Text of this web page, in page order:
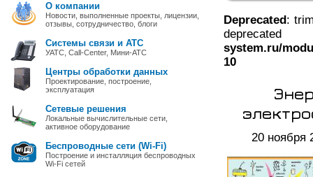
О компании
Новости, выполненные проекты, лицензии,
отзывы, сотрудничество, блоги
Системы связи и АТС
УАТС, Call-Center, Мини-АТС
Центры обработки данных
Проектирование, построение,
эксплуатация
Сетевые решения
Локальные вычислительные сети,
активное оборудование
Беспроводные сети (Wi-Fi)
Построение и инсталляция беспроводных
Wi-Fi сетей
Deprecated:
system.ru/
10
20 ноября